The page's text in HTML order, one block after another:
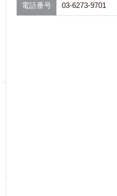
電話番号 03-6273-9701